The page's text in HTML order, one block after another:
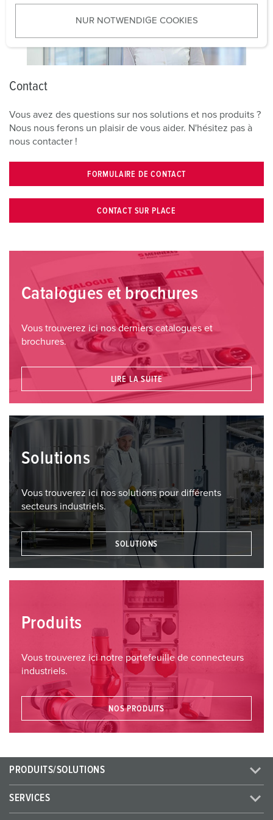
u
w
l
NUR NOTWENDIGE COOKIES
Contact
Vous avez des questions sur nos solutions et nos produits ?
Nous nous ferons un plaisir de vous aider. N'hésitez pas à
nous contacter !
FORMULAIRE DE CONTACT
CONTACT SUR PLACE
Catalogues et brochures
Vous trouverez ici nos derniers catalogues et
brochures.
LIRE LA SUITE
Solutions
Vous trouverez ici nos solutions pour différents
secteurs industriels.
SOLUTIONS
Produits
Vous trouverez ici notre portefeuille de connecteurs
industriels.
NOS PRODUITS
PRODUITS/SOLUTIONS
SERVICES